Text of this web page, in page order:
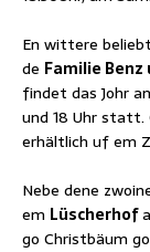
En wittere
de Familie
findet das Johr
und 18 Uhr
erhältlich uf em
Nebe dene
em Lüscherhof
go Christbäum